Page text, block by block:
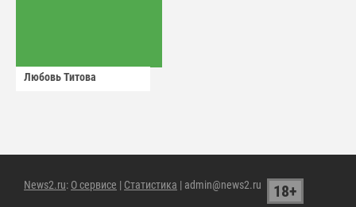
Любовь Титова
News2.ru: О сервисе | Статистика | admin@news2.ru 18+